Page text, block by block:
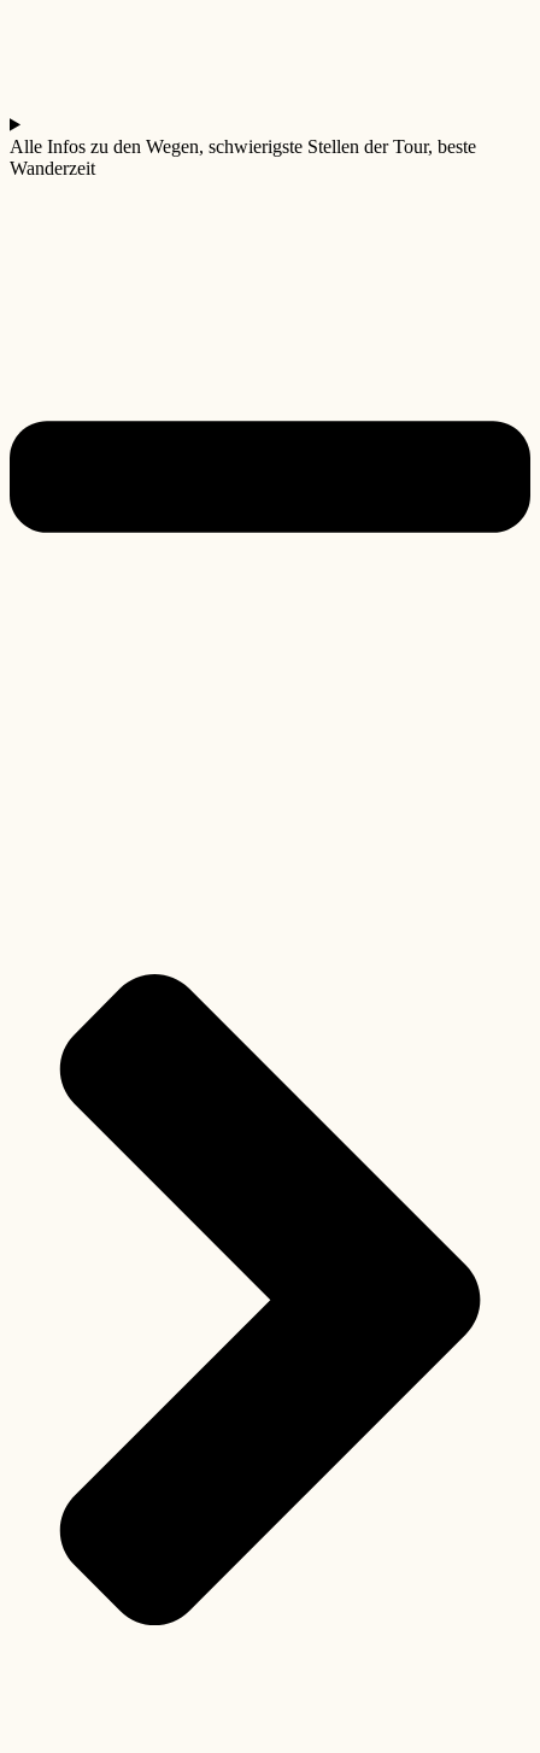
Alle Infos zu den Wegen, schwierigste Stellen der Tour, beste
Wanderzeit